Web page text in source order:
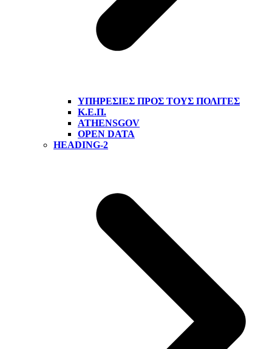
ΥΠΗΡΕΣΊΕΣ ΠΡΟΣ ΤΟΥΣ ΠΟΛΊΤΕΣ
Κ.Ε.Π.
ATHENSGOV
OPEN DATA
HEADING-2